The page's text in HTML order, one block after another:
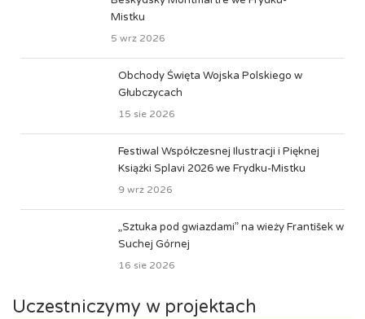
Mistku
5 wrz 2026
Obchody Święta Wojska Polskiego w
Głubczycach
15 sie 2026
Festiwal Współczesnej Ilustracji i Pięknej
Książki Splavi 2026 we Frydku-Mistku
9 wrz 2026
„Sztuka pod gwiazdami” na wieży František w
Suchej Górnej
16 sie 2026
Uczestniczymy w projektach